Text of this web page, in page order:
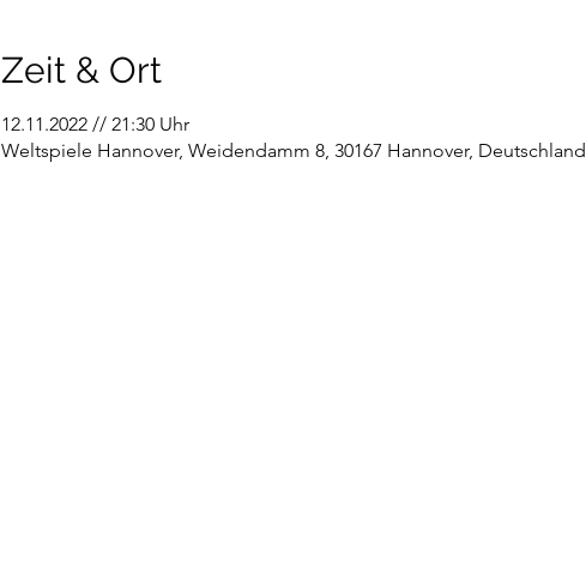
Zeit & Ort
12.11.2022 // 21:30 Uhr
Weltspiele Hannover, Weidendamm 8, 30167 Hannover, Deutschland